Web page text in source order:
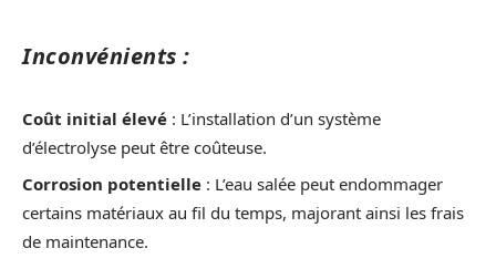
Inconvénients :
Coût initial élevé : L’installation d’un système
d’électrolyse peut être coûteuse.
Corrosion potentielle : L’eau salée peut endommager
certains matériaux au fil du temps, majorant ainsi les frais
de maintenance.